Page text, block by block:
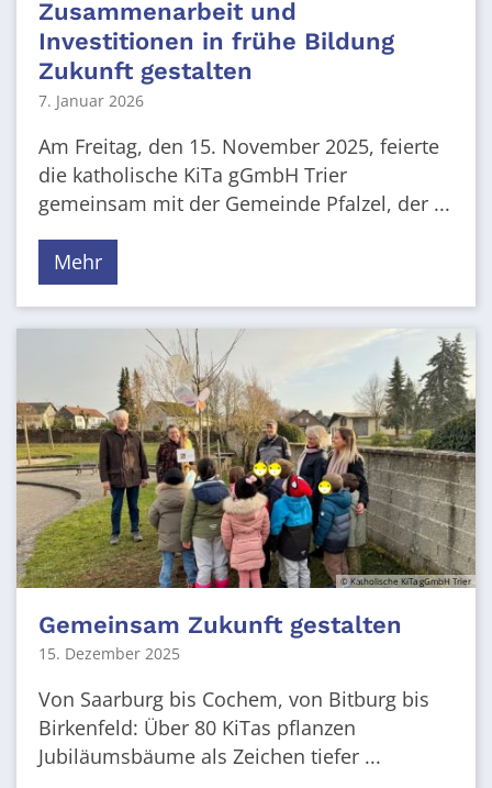
Zusammenarbeit und
Investitionen in frühe Bildung
Zukunft gestalten
7. Januar 2026
Am Freitag, den 15. November 2025, feierte
die katholische KiTa gGmbH Trier
gemeinsam mit der Gemeinde Pfalzel, der ...
Mehr
© Katholische KiTa gGmbH Trier
Gemeinsam Zukunft gestalten
15. Dezember 2025
Von Saarburg bis Cochem, von Bitburg bis
Birkenfeld: Über 80 KiTas pflanzen
Jubiläumsbäume als Zeichen tiefer ...